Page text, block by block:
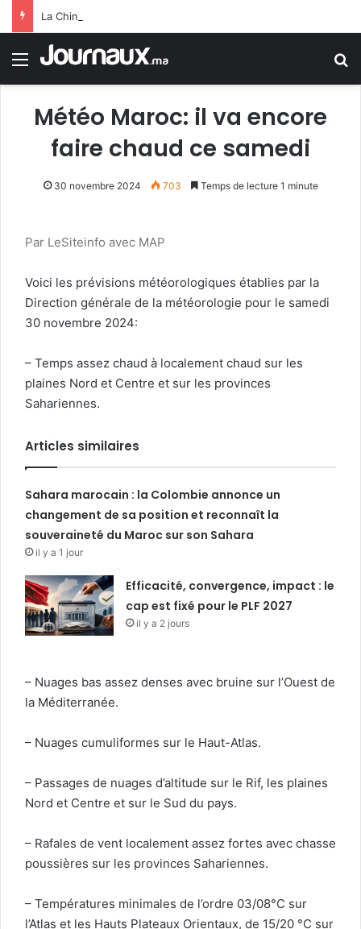
Menu
Météo Maroc: il va encore
faire chaud ce samedi
30 novembre 2024 703 Temps de lecture 1 minute
Par LeSiteinfo avec MAP
Voici les prévisions météorologiques établies par la
Direction générale de la météorologie pour le samedi
30 novembre 2024:
– Temps assez chaud à localement chaud sur les
plaines Nord et Centre et sur les provinces
Sahariennes.
Articles similaires
Sahara marocain : la Colombie annonce un
changement de sa position et reconnaît la
souveraineté du Maroc sur son Sahara
il y a 1 jour
Efficacité, convergence, impact : le
cap est fixé pour le PLF 2027
il y a 2 jours
– Nuages bas assez denses avec bruine sur l’Ouest de
la Méditerranée.
– Nuages cumuliformes sur le Haut-Atlas.
– Passages de nuages d’altitude sur le Rif, les plaines
Nord et Centre et sur le Sud du pays.
– Rafales de vent localement assez fortes avec chasse
poussières sur les provinces Sahariennes.
– Températures minimales de l’ordre 03/08°C sur
l’Atlas et les Hauts Plateaux Orientaux, de 15/20 °C sur